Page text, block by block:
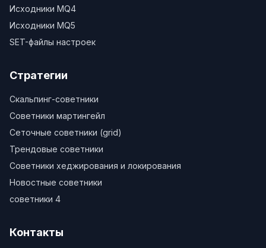
Исходники MQ4
Исходники MQ5
SET-файлы настроек
Стратегии
Скальпинг-советники
Советники мартингейл
Сеточные советники (grid)
Трендовые советники
Советники хеджирования и локирования
Новостные советники
советники 4
Контакты